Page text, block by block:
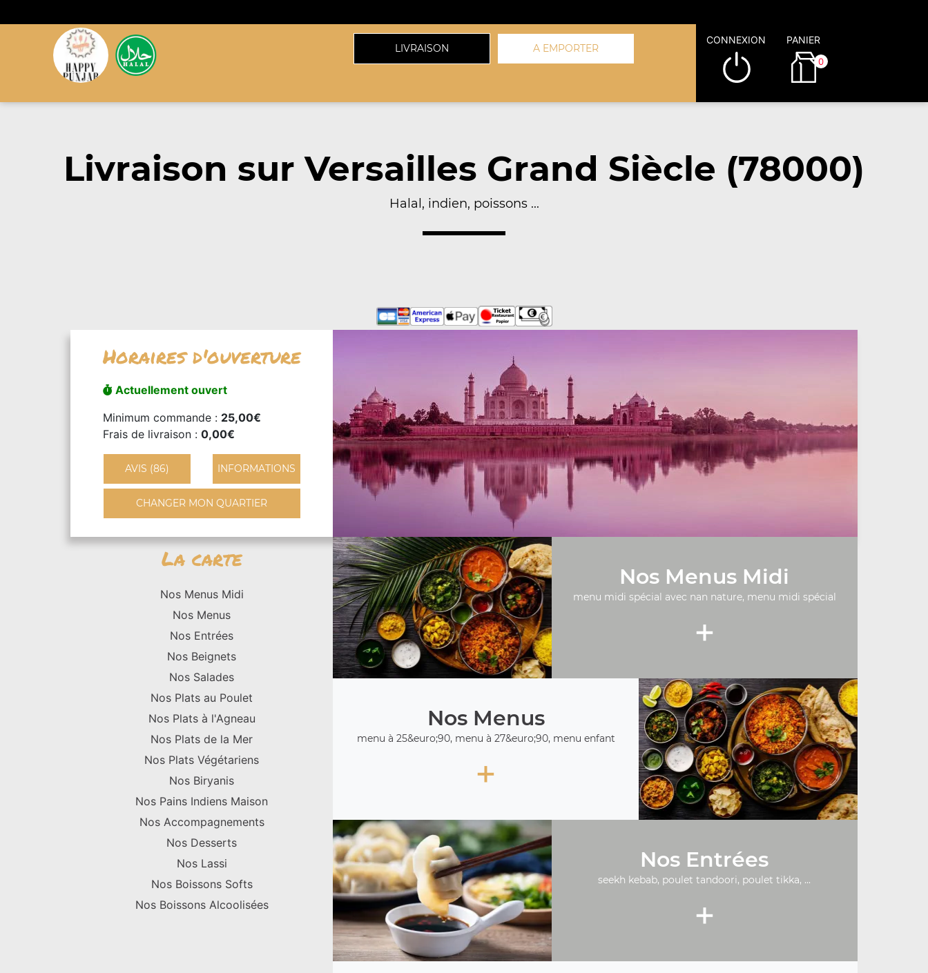
LIVRAISON A EMPORTER
CONNEXION PANIER
0
Livraison sur Versailles Grand Siècle (78000)
Halal, indien, poissons ...
Horaires d'ouverture
Actuellement ouvert
Minimum commande : 25,00€
Frais de livraison : 0,00€
AVIS (86) INFORMATIONS
CHANGER MON QUARTIER
La carte
Nos Menus Midi
Nos Menus
Nos Entrées
Nos Beignets
Nos Salades
Nos Plats au Poulet
Nos Plats à l'Agneau
Nos Plats de la Mer
Nos Plats Végétariens
Nos Biryanis
Nos Pains Indiens Maison
Nos Accompagnements
Nos Desserts
Nos Lassi
Nos Boissons Softs
Nos Boissons Alcoolisées
Nos Menus Midi
menu midi spécial avec nan nature, menu midi spécial
+
Nos Menus
menu à 25&euro;90, menu à 27&euro;90, menu enfant
+
Nos Entrées
seekh kebab, poulet tandoori, poulet tikka, ...
+